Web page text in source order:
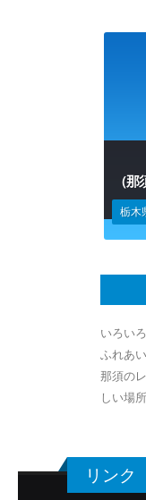
（
栃木
いろい
ふれあ
那須の
しい場
リンク